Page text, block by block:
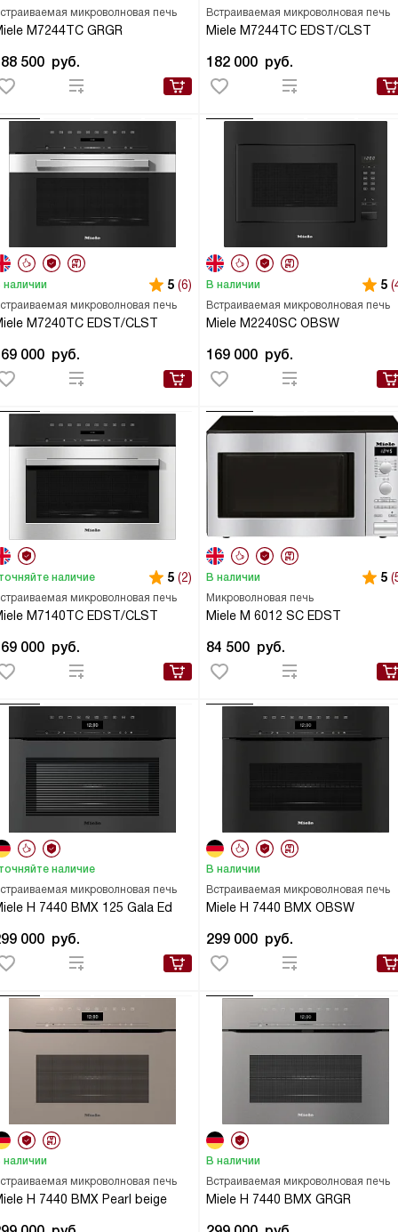
микроволновая печь
M7244TC GRGR
500 руб.
Встраиваемая микроволновая печь
Miele M7244TC EDST/CLST
182 000 руб.
микроволновая печь
M7240TC EDST/CLST
наличии 5 (6)
000 руб.
Встраиваемая микроволновая печь
Miele M2240SC OBSW
В наличии 5
169 000 руб.
микроволновая печь
M7140TC EDST/CLST
наличие 5 (2)
000 руб.
Микроволновая печь
Miele M 6012 SC EDST
В наличии 5
84 500 руб.
микроволновая печь
H 7440 BMX 125 Gala Ed
наличие
000 руб.
Встраиваемая микроволновая печь
Miele H 7440 BMX OBSW
В наличии
299 000 руб.
микроволновая печь
H 7440 BMX Pearl beige
наличии
Встраиваемая микроволновая печь
Miele H 7440 BMX GRGR
В наличии